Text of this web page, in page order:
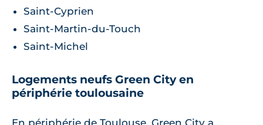
Saint-Cyprien
Saint-Martin-du-Touch
Saint-Michel
Logements neufs Green City en
périphérie toulousaine
En périphérie de Toulouse, Green City a